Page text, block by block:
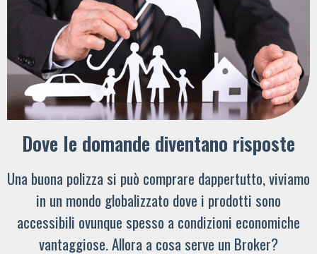
Dove le domande diventano risposte
Una buona polizza si può comprare dappertutto, viviamo
in un mondo globalizzato dove i prodotti sono
accessibili ovunque spesso a condizioni economiche
vantaggiose. Allora a cosa serve un Broker?